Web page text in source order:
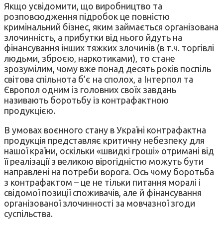
Якщо усвідомити, що виробництво та
розповсюдження підробок це повністю
кримінальний бізнес, яким займається організована
злочинність, а прибутки від нього йдуть на
фінансування інших тяжких злочинів (в т.ч. торгівлі
людьми, зброєю, наркотиками), то стане
зрозумілим, чому вже понад десять років поспіль
світова спільнота б’є на сполох, а Інтерпол та
Європол одним із головних своїх завдань
називають боротьбу із контрафактною
продукцією.
В умовах воєнного стану в Україні контрафактна
продукція представляє критичну небезпеку для
нашої країни, оскільки «швидкі гроші» отримані від
її реалізації з великою вірогідністю можуть бути
направлені на потреби ворога. Ось чому боротьба
з контрафактом – це не тільки питання моралі і
свідомої позиції споживачів, але й фінансування
організованої злочинності за мовчазної згоди
суспільства.